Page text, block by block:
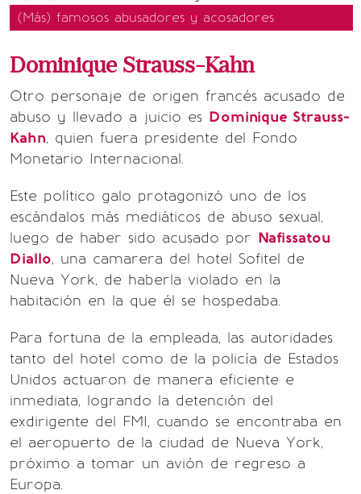
(Más) famosos abusadores y acosadores
Dominique Strauss-Kahn
Otro personaje de origen francés acusado de
abuso y llevado a juicio es Dominique Strauss-
Kahn, quien fuera presidente del Fondo
Monetario Internacional.
Este político galo protagonizó uno de los
escándalos más mediáticos de abuso sexual,
luego de haber sido acusado por Nafissatou
Diallo, una camarera del hotel Sofitel de
Nueva York, de haberla violado en la
habitación en la que él se hospedaba.
Para fortuna de la empleada, las autoridades
tanto del hotel como de la policía de Estados
Unidos actuaron de manera eficiente e
inmediata, logrando la detención del
exdirigente del FMI, cuando se encontraba en
el aeropuerto de la ciudad de Nueva York,
próximo a tomar un avión de regreso a
Europa.